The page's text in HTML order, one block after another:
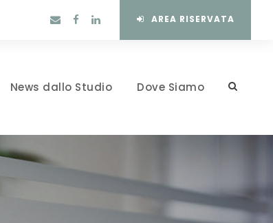
AREA RISERVATA
News dallo Studio Dove Siamo